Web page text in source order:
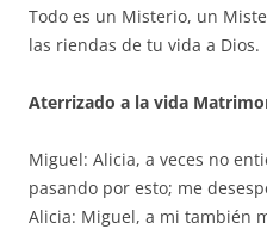
Todo es un Misterio, un
las riendas de tu vida a Dios.
Aterrizado a la vida
Miguel: Alicia, a veces no
pasando por esto; me
Alicia: Miguel, a mi también